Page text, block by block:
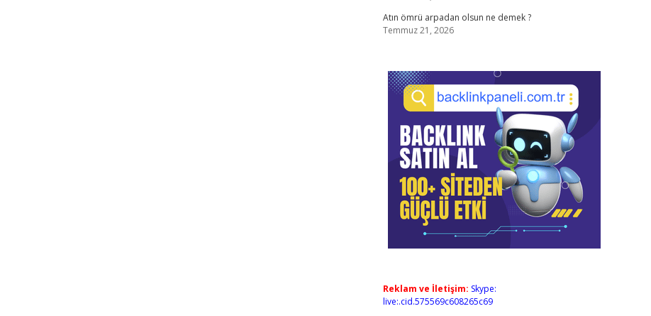
Atın ömrü arpadan olsun ne demek ?
Temmuz 21, 2026
Reklam ve İletişim: Skype:
live:.cid.575569c608265c69